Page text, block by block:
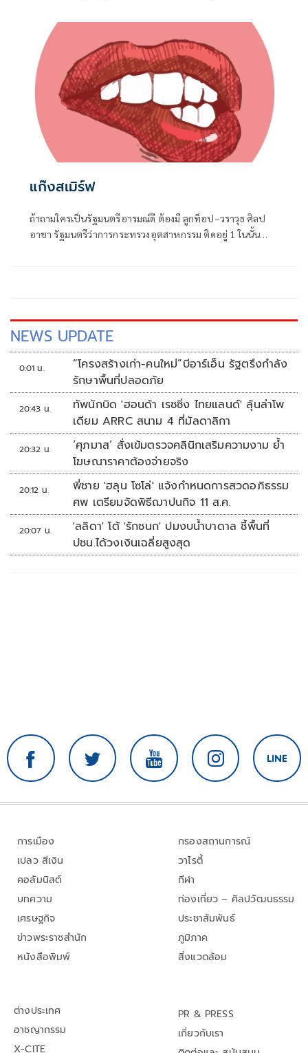
รอบวันคล้ายวันเกิด 77 ปี ของนายประภัตร โพธสุธน
สส.สุพรรณบุรี จากค่ายเดียวกันที่จังหวัดสุพรรณบุรี เมื่อวันที่ 1
สิงหาคมที่ผ่านมา
แก๊งสเมิร์ฟ
ถ้าถามใครเป็นรัฐมนตรีอารมณ์ดี ต้องมี ลูกท็อป–วราวุธ ศิลป
อาชา รัฐมนตรีว่าการกระทรวงอุตสาหกรรม ติดอยู่ 1 ในนั้น
NEWS UPDATE
0:01 น.
“โครงสร้างเก่า-คนใหม่”บีอาร์เอ็น รัฐตรึงกำลัง
รักษาพื้นที่ปลอดภัย
20:43 น.
ทัพนักบิด 'ฮอนด้า เรซซิ่ง ไทยแลนด์' ลุ้นล่าโพ
เดียม ARRC สนาม 4 ที่มัลดาลิกา
20:32 น.
‘ศุภมาส’ สั่งเข้มตรวจคลินิกเสริมความงาม ย้ำ
โฆษณาราคาต้องจ่ายจริง
20:12 น.
พี่ชาย 'ฮลุน โซโล่' แจ้งกำหนดการสวดอภิธรรม
ศพ เตรียมจัดพิธีฌาปนกิจ 11 ส.ค.
20:07 น.
'ลลิดา' โต้ 'รักชนก' ปมงบน้ำบาดาล ชี้พื้นที่
ปชน.ได้วงเงินเฉลี่ยสูงสุด
การเมือง
เปลว สีเงิน
คอลัมนิสต์
บทความ
เศรษฐกิจ
ข่าวพระราชสำนัก
หนังสือพิมพ์
กรองสถานการณ์
วาไรตี้
กีฬา
ท่องเที่ยว – ศิลปวัฒนธรรม
ประชาสัมพันธ์
ภูมิภาค
สิ่งแวดล้อม
ต่างประเทศ
อาชญากรรม
X-CITE
PR & PRESS
เกี่ยวกับเรา